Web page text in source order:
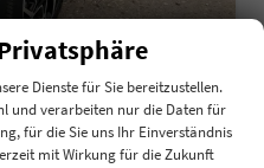
DCT7
Dienste für Sie bereitzustellen.
und verarbeiten nur die Daten für
für die Sie uns Ihr Einverständnis
mit Wirkung für die Zukunft